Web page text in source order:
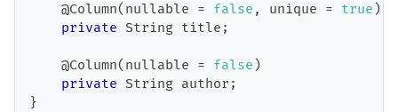
@Column( nullable = false , unique = true )
private String title ;
@Column( nullable = false )
private String author ;
}